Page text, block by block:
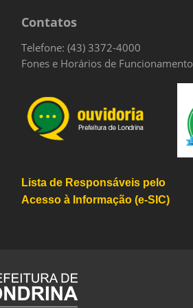
Contatos
Telefone: (43) 3372-4000
Fones e Horários de Funcionamento
Lista de Responsáveis pelo
Acesso à Informação (e-SIC)